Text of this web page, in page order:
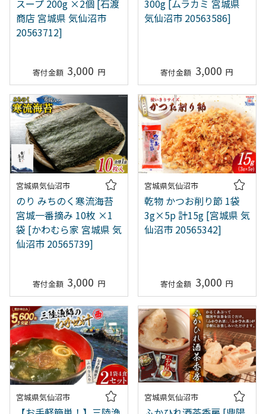
スープ 200g ×2個 [石渡
商店 宮城県 気仙沼市
20563712]
3,000
300g [ムラカミ 宮城県
気仙沼市 20563586]
3,000
宮城県気仙沼市
のり みちのく寒流海苔
宮城一番摘み 10枚 ×1
袋 [かわむら家 宮城県 気
仙沼市 20565739]
3,000
宮城県気仙沼市
乾物 かつお削り節 1袋
3g×5p 計15g [宮城県 気
仙沼市 20565342]
3,000
宮城県気仙沼市 宮城県気仙沼市